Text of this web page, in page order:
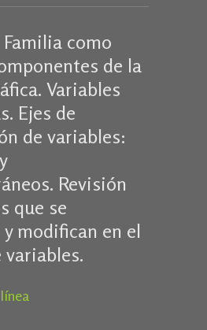
como
de la
Variables
Ejes de
de variables:
Revisión
que se
modifican en el
variables.